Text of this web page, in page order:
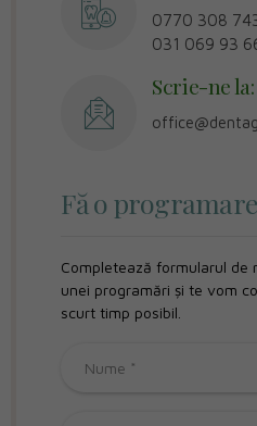
0770 308
031 069 93
Scrie-ne la:
Fă o
Completează formularul de
unei programări și te vom
scurt timp posibil.